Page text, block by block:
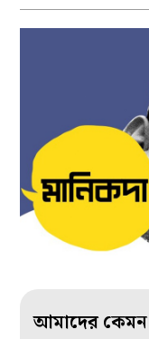
আমাদের কেমন